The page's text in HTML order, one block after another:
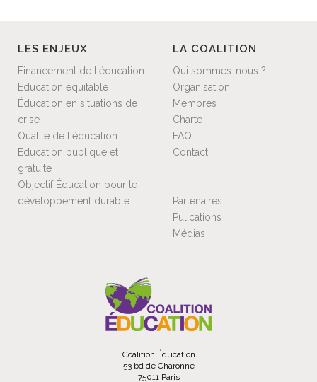
LES ENJEUX
Financement de l'éducation
Éducation équitable
Éducation en situations de
crise
Qualité de l'éducation
Éducation publique et
gratuite
Objectif Éducation pour le
développement durable
LA COALITION
Qui sommes-nous ?
Organisation
Membres
Charte
FAQ
Contact
Partenaires
Pulications
Médias
Coalition Éducation
53 bd de Charonne
75011 Paris